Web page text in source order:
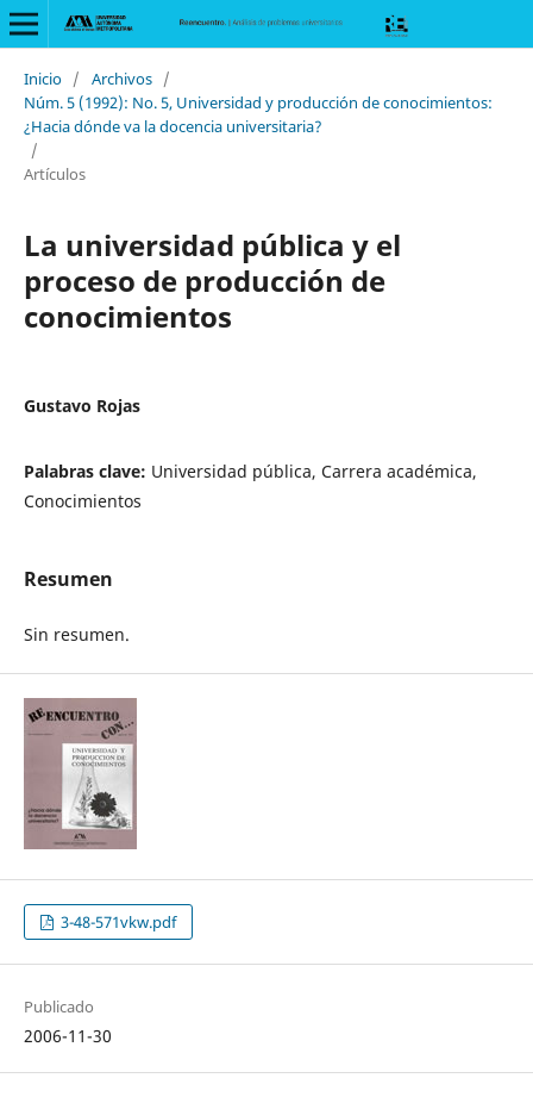
Inicio / Archivos /
Núm. 5 (1992): No. 5, Universidad y producción de conocimientos:
¿Hacia dónde va la docencia universitaria?
/
Artículos
La universidad pública y el
proceso de producción de
conocimientos
Gustavo Rojas
Palabras clave: Universidad pública, Carrera académica,
Conocimientos
Resumen
Sin resumen.
3-48-571vkw.pdf
Publicado
2006-11-30